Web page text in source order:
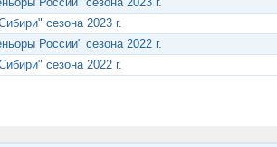
сезона 2023 г.
России" сезона 2022 г.
сезона 2022 г.